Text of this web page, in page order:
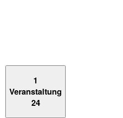
1
Veranstaltung
24